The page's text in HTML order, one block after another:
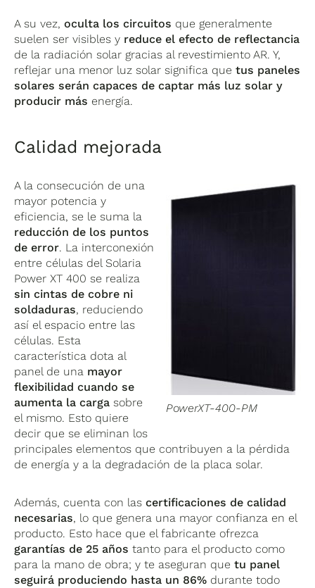
A su vez,oculta los circuitos que generalmente
suelen ser visibles y reduce el efecto de reflectancia
de la radiación solar gracias al revestimiento AR. Y,
reflejar una menor luz solar significa quetus paneles
solares serán capaces de captar más luz solar y
producir más energía.
Calidad mejorada
PowerXT-400-PM
A la consecución de una
mayor potencia y
eficiencia, se le suma la
reducción de los puntos
de error. La interconexión
entre células del Solaria
Power XT 400 se realiza
sin cintas de cobre ni
soldaduras, reduciendo
así el espacio entre las
células. Esta
característica dota al
panel de una mayor
flexibilidad cuando se
aumenta la carga sobre
el mismo. Esto quiere
decir que se eliminan los
principales elementos que contribuyen a la pérdida
de energía y a la degradación de la placa solar.
Además, cuenta con lascertificaciones de calidad
necesarias, lo que genera una mayor confianza en el
producto. Esto hace que el fabricante ofrezca
garantías de 25 años tanto para el producto como
para la mano de obra; y te aseguran quetu panel
seguirá produciendo hasta un 86% durante todo